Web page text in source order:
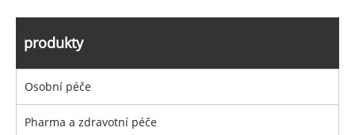
produkty
Osobní péče
Pharma a zdravotní péče